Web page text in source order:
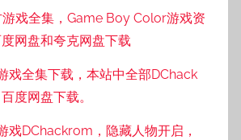
戏全集，Game Boy Color游戏资
网盘和夸克网盘下载
戏全集下载，本站中全部DChack
度网盘下载。
戏DChackrom，隐藏人物开启，